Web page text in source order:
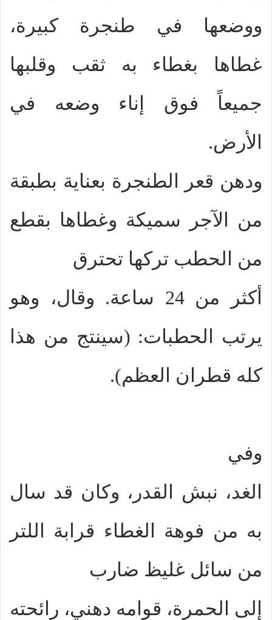
ووضعها في طنجرة كبيرة،
غطاها بغطاء به ثقب وقلبها
جميعاً فوق إناء وضعه في
الأرض.
ودهن قعر الطنجرة بعناية بطبقة
من الآجر سميكة وغطاها بقطع
من الحطب تركها تحترق
أكثر من 24 ساعة. وقال، وهو
يرتب الحطبات: (سينتج من هذا
كله قطران العظم).
وفي
الغد، نبش القدر، وكان قد سال
به من فوهة الغطاء قرابة اللتر
من سائل غليظ ضارب
إلى الحمرة، قوامه دهني، رائحته